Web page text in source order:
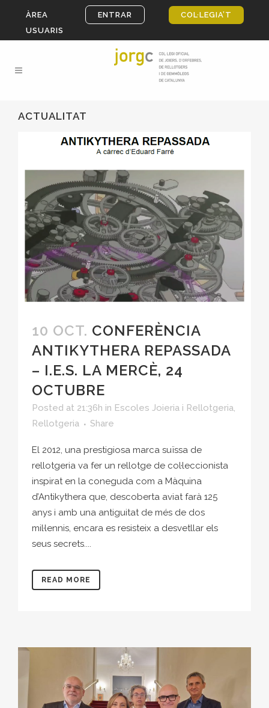
ÀREA
USUARIS
ENTRAR COL·LEGIA’T
ACTUALITAT
10 OCT. CONFERÈNCIA
ANTIKYTHERA REPASSADA
– I.E.S. LA MERCÈ, 24
OCTUBRE
Posted at 21:36h in Escoles Joieria i Rellotgeria,
Rellotgeria
Share
El 2012, una prestigiosa marca suïssa de
rellotgeria va fer un rellotge de col·leccionista
inspirat en la coneguda com a Màquina
d’Antikythera que, descoberta aviat farà 125
anys i amb una antiguitat de més de dos
mil·lennis, encara es resisteix a desvetllar els
seus secrets....
READ MORE